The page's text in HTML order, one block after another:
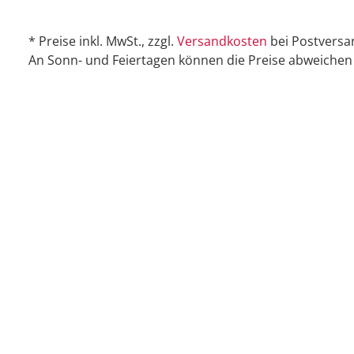
* Preise inkl. MwSt., zzgl. Versandkosten bei
An Sonn- und Feiertagen können die Preise abweichen